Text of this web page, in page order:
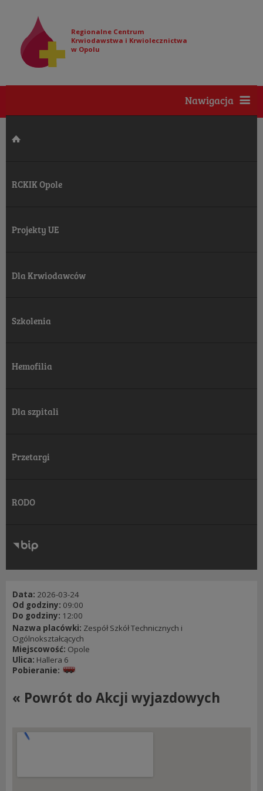
Regionalne Centrum
Krwiodawstwa i Krwiolecznictwa
w Opolu
Nawigacja
RCKIK Opole
Projekty UE
Dla Krwiodawców
Szkolenia
Hemofilia
Dla szpitali
Przetargi
RODO
RODO
Klauzule informacyjne
Data: 2026-03-24
Od godziny: 09:00
Do godziny: 12:00
Nazwa placówki: Zespół Szkół Technicznych i
Ogólnokształcących
Miejscowość: Opole
Ulica: Hallera 6
Pobieranie:
« Powrót do Akcji wyjazdowych